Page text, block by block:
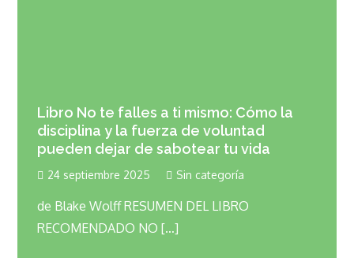
Libro No te falles a ti mismo: Cómo la
disciplina y la fuerza de voluntad
pueden dejar de sabotear tu vida
24 septiembre 2025 Sin categoría
de Blake Wolff RESUMEN DEL LIBRO
RECOMENDADO NO […]